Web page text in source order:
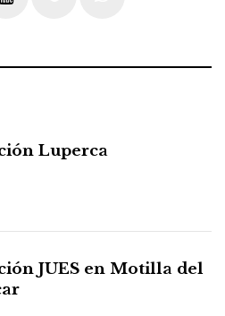
Luperca
JUES en Motilla del